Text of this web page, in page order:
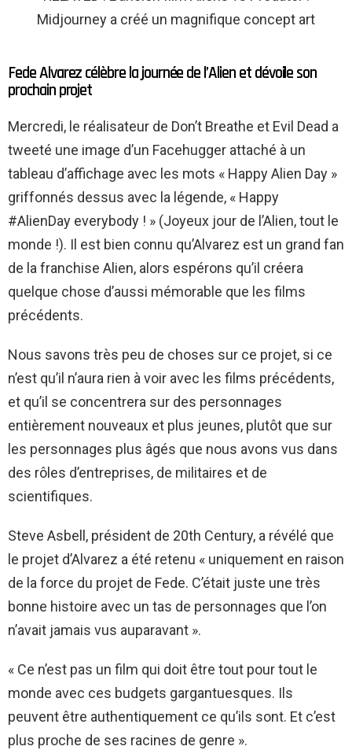
Midjourney a créé un magnifique concept art
Fede Alvarez célèbre la journée de l’Alien et dévoile son
prochain projet
Mercredi, le réalisateur de Don’t Breathe et Evil Dead a
tweeté une image d’un Facehugger attaché à un
tableau d’affichage avec les mots « Happy Alien Day »
griffonnés dessus avec la légende, « Happy
#AlienDay everybody ! » (Joyeux jour de l’Alien, tout le
monde !). Il est bien connu qu’Alvarez est un grand fan
de la franchise Alien, alors espérons qu’il créera
quelque chose d’aussi mémorable que les films
précédents.
Nous savons très peu de choses sur ce projet, si ce
n’est qu’il n’aura rien à voir avec les films précédents,
et qu’il se concentrera sur des personnages
entièrement nouveaux et plus jeunes, plutôt que sur
les personnages plus âgés que nous avons vus dans
des rôles d’entreprises, de militaires et de
scientifiques.
Steve Asbell, président de 20th Century, a révélé que
le projet d’Alvarez a été retenu « uniquement en raison
de la force du projet de Fede. C’était juste une très
bonne histoire avec un tas de personnages que l’on
n’avait jamais vus auparavant ».
« Ce n’est pas un film qui doit être tout pour tout le
monde avec ces budgets gargantuesques. Ils
peuvent être authentiquement ce qu’ils sont. Et c’est
plus proche de ses racines de genre ».